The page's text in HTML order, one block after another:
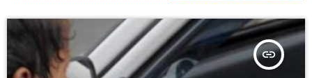
insert_link